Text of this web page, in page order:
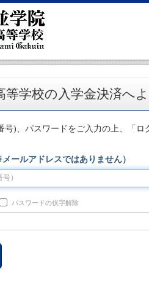
等学校の入学金決済へ
号)、パスワードをご入力の上、「ロ
メールアドレスではありません）
パスワードの伏字解除